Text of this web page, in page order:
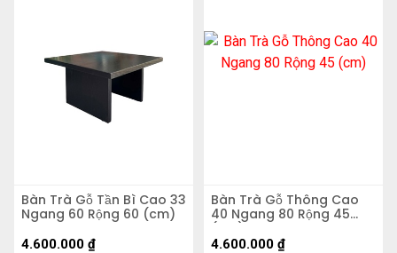
Bàn Trà Gỗ Tần Bì Cao 33
Ngang 60 Rộng 60 (cm)
4.600.000 ₫
Bàn Trà Gỗ Thông Cao
40 Ngang 80 Rộng 45
(cm)
4.600.000 ₫